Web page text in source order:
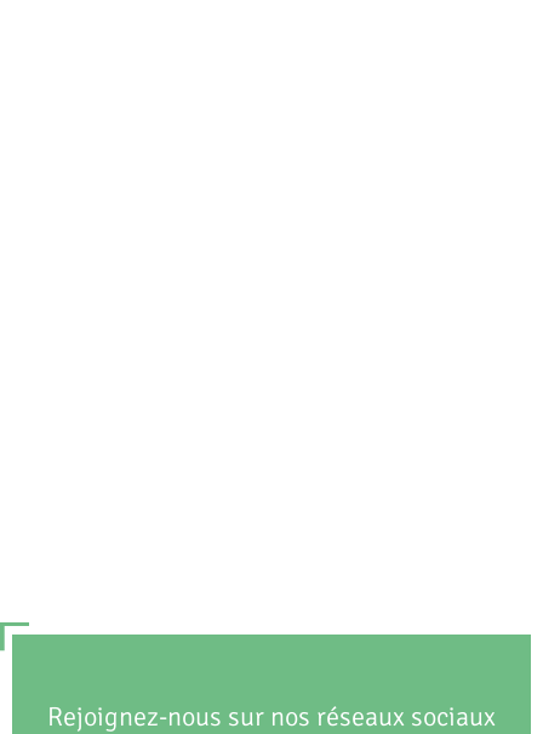
Rejoignez-nous sur nos réseaux sociaux